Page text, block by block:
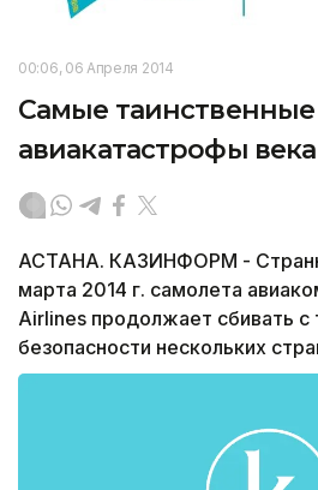
00:06, 06 Апреля 2014
Самые таинственные
авиакатастрофы века
АСТАНА. КАЗИНФОРМ -
марта 2014 г. самолета
Airlines продолжает сбивать с
безопасности нескольких